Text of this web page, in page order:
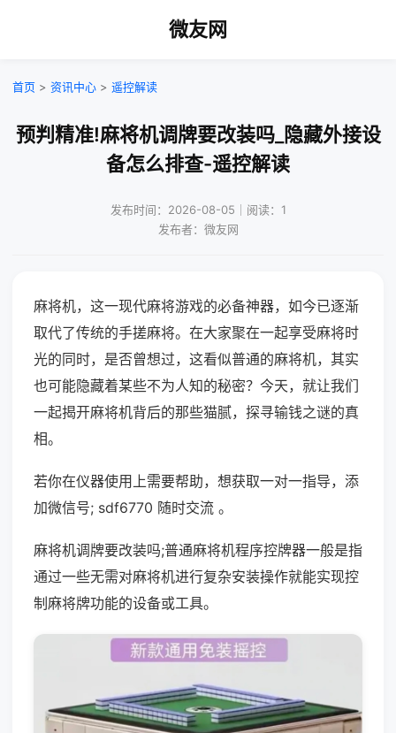
微友网
首页 > 资讯中心 > 遥控解读
预判精准!麻将机调牌要改装吗_隐藏外接设
备怎么排查-遥控解读
发布时间：2026-08-05｜阅读：1
发布者：微友网
麻将机，这一现代麻将游戏的必备神器，如今已逐渐
取代了传统的手搓麻将。在大家聚在一起享受麻将时
光的同时，是否曾想过，这看似普通的麻将机，其实
也可能隐藏着某些不为人知的秘密？今天，就让我们
一起揭开麻将机背后的那些猫腻，探寻输钱之谜的真
相。
若你在仪器使用上需要帮助，想获取一对一指导，添
加微信号; sdf6770 随时交流 。
麻将机调牌要改装吗;普通麻将机程序控牌器一般是指
通过一些无需对麻将机进行复杂安装操作就能实现控
制麻将牌功能的设备或工具。